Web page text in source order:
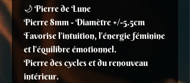
🌙 Pierre de Lune
Pierre 8mm - Diamètre +/-5.5cm
Favorise l’intuition, l’énergie féminine
et l’équilibre émotionnel.
Pierre des cycles et du renouveau
intérieur.